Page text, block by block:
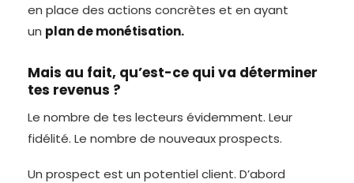
en place des actions concrètes et en ayant
un plan de monétisation.
Mais au fait, qu’est-ce qui va déterminer
tes revenus ?
Le nombre de tes lecteurs évidemment. Leur
fidélité. Le nombre de nouveaux prospects.
Un prospect est un potentiel client. D’abord